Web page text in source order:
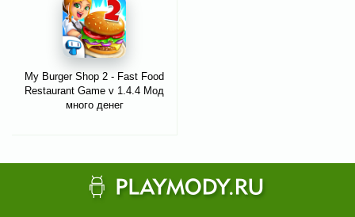
My Burger Shop 2 - Fast Food
Restaurant Game v 1.4.4 Мод
много денег